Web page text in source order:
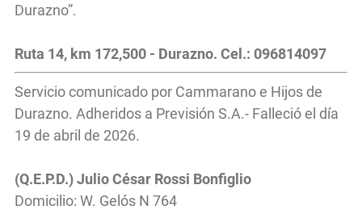
Durazno”.
Ruta 14, km 172,500 - Durazno. Cel.: 096814097
Servicio comunicado por Cammarano e Hijos de
Durazno. Adheridos a Previsión S.A.- Falleció el día
19 de abril de 2026.
(Q.E.P.D.) Julio César Rossi Bonfiglio
Domicilio: W. Gelós N 764